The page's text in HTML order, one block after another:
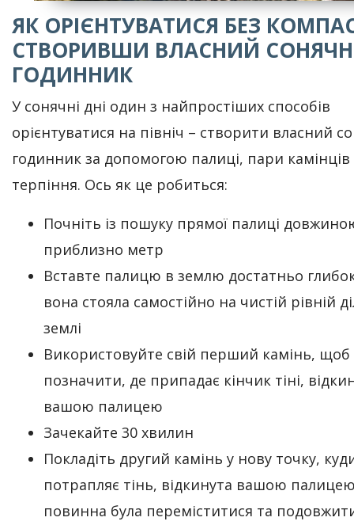
ЯК ОРІЄНТУВАТИСЯ БЕЗ
СТВОРИВШИ ВЛАСНИЙ
ГОДИННИК
У сонячні дні один з найпростіших способів
орієнтуватися на північ – створити власний
годинник за допомогою палиці, пари камінців
терпіння. Ось як це робиться:
Почніть із пошуку прямої палиці
приблизно метр
Вставте палицю в землю достатньо
вона стояла самостійно на чистій рівній
землі
Використовуйте свій перший камінь, щоб
позначити, де припадає кінчик тіні,
вашою палицею
Зачекайте 30 хвилин
Покладіть другий камінь у нову точку,
потрапляє тінь, відкинута вашою
повинна була переміститися та